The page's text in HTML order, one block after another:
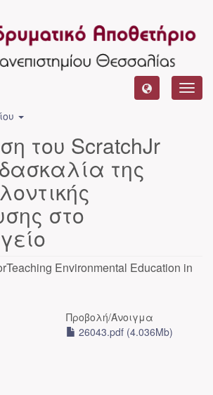
του ScratchJr
της
στο
Environmental Education in
Προβολή/Άνοιγμα
26043.pdf (4.036Mb)